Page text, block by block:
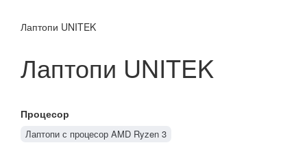
Лаптопи UNITEK
Лаптопи UNITEK
Процесор
Лаптопи с процесор AMD Ryzen 3